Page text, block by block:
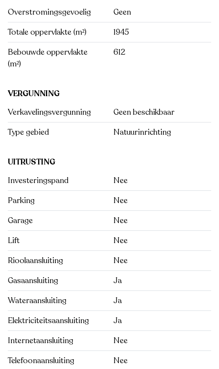
Overstromingsgevoelig
Geen
Totale oppervlakte (m²)
1945
Bebouwde oppervlakte
(m²)
612
VERGUNNING
Verkavelingsvergunning
Geen beschikbaar
Type gebied
Natuurinrichting
UITRUSTING
Investeringspand
Nee
Parking
Nee
Garage
Nee
Lift
Nee
Rioolaansluiting
Nee
Gasaansluiting
Ja
Wateraansluiting
Ja
Elektriciteitsaansluiting
Ja
Internetaansluiting
Nee
Telefoonaansluiting
Nee